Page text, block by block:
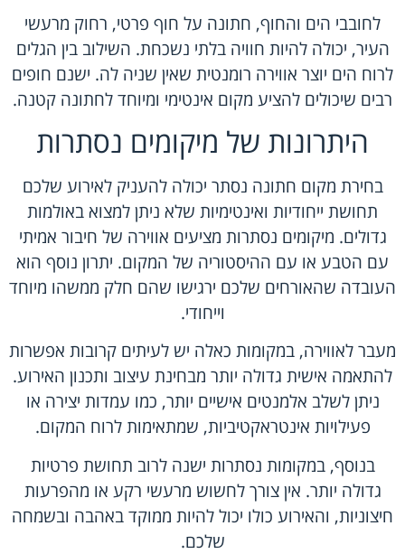
לחובבי הים והחוף, חתונה על חוף פרטי, רחוק מרעשי
העיר, יכולה להיות חוויה בלתי נשכחת. השילוב בין הגלים
לרוח הים יוצר אווירה רומנטית שאין שניה לה. ישנם חופים
רבים שיכולים להציע מקום אינטימי ומיוחד לחתונה קטנה.
היתרונות של מיקומים נסתרות
בחירת מקום חתונה נסתר יכולה להעניק לאירוע שלכם
תחושת ייחודיות ואינטימיות שלא ניתן למצוא באולמות
גדולים. מיקומים נסתרות מציעים אווירה של חיבור אמיתי
עם הטבע או עם ההיסטוריה של המקום. יתרון נוסף הוא
העובדה שהאורחים שלכם ירגישו שהם חלק ממשהו מיוחד
וייחודי.
מעבר לאווירה, במקומות כאלה יש לעיתים קרובות אפשרות
להתאמה אישית גדולה יותר מבחינת עיצוב ותכנון האירוע.
ניתן לשלב אלמנטים אישיים יותר, כמו עמדות יצירה או
פעילויות אינטראקטיביות, שמתאימות לרוח המקום.
בנוסף, במקומות נסתרות ישנה לרוב תחושת פרטיות
גדולה יותר. אין צורך לחשוש מרעשי רקע או מהפרעות
חיצוניות, והאירוע כולו יכול להיות ממוקד באהבה ובשמחה
שלכם.